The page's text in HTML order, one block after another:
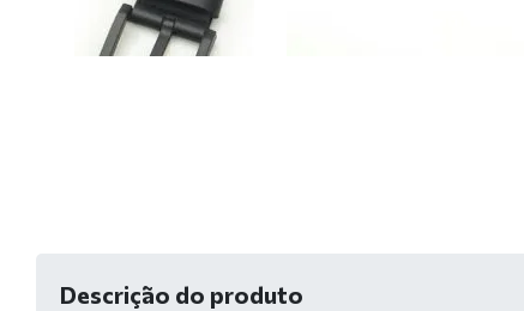
Descrição do produto